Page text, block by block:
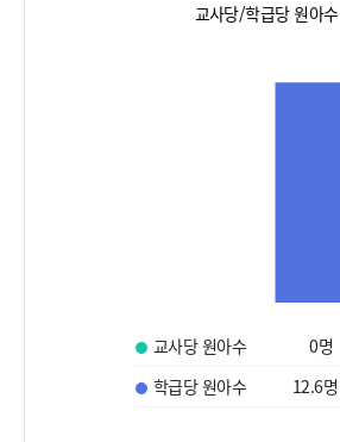
교사당/학급당 원아수
교사당 원아수 0명
학급당 원아수
12.6명